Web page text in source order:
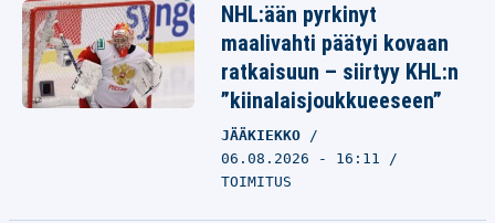
NHL:ään pyrkinyt
maalivahti päätyi kovaan
ratkaisuun – siirtyy KHL:n
”kiinalaisjoukkueeseen”
JÄÄKIEKKO
06.08.2026 - 16:11
TOIMITUS